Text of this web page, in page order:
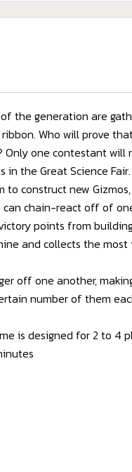
of the generation are
Who will prove
one contestant will
in the Great Science
construct new
can chain-react off of
victory points from
and collects the
off one another,
number of them
is designed for 2 to 4